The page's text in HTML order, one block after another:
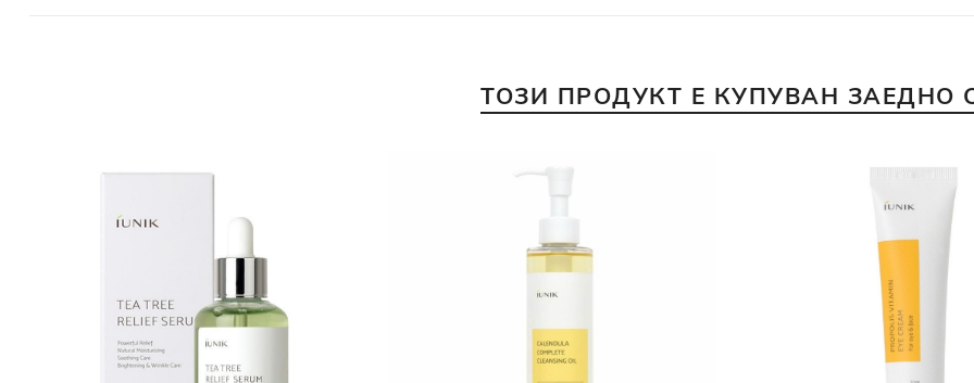
ТОЗИ ПРОДУКТ Е КУПУВАН ЗАЕДНО